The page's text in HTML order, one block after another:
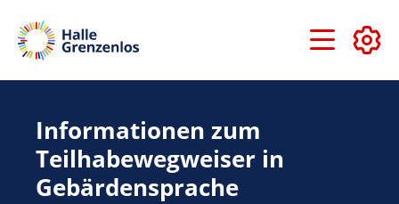
zum
Inhalt
Informationen zum
Teilhabewegweiser in
Gebärdensprache